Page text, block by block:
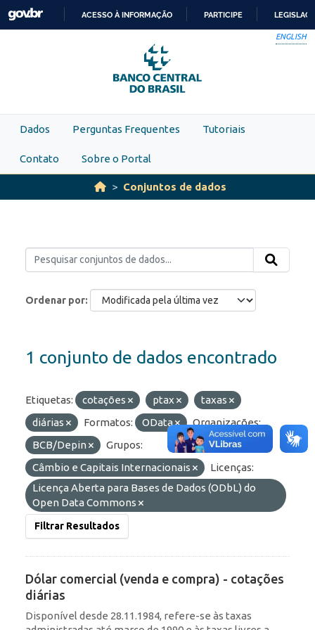
Skip to main content
PARA
O
CONTEÚDO
ACESSO À INFORMAÇÃO PARTICIPE
ENGLISH
Dados Perguntas Frequentes Tutoriais
Contato Sobre o Portal
Conjuntos de dados
Ordenar por
1 conjunto de dados encontrado
Etiquetas: cotações ptax
taxas
diárias
Formatos: OData
Organizações:
BCB/Depin
Grupos:
Câmbio e Capitais Internacionais
Licenças:
Licença Aberta para Bases de Dados (ODbL) do
Open Data Commons
Filtrar Resultados
Dólar comercial (venda e compra) - cotações
diárias
Disponível desde 28.11.1984, refere-se às taxas